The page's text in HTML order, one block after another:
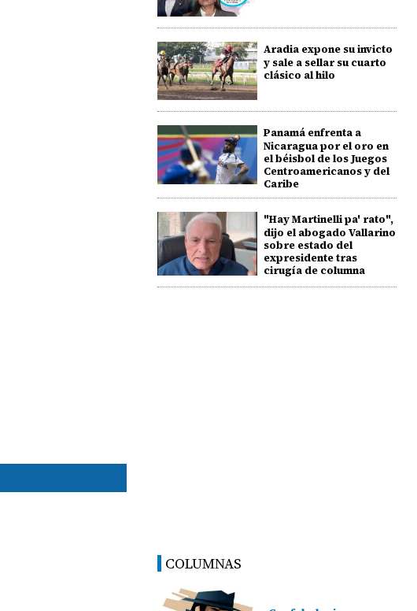
Aradia expone su invicto
y sale a sellar su cuarto
clásico al hilo
Panamá enfrenta a
Nicaragua por el oro en
el béisbol de los Juegos
Centroamericanos y del
Caribe
"Hay Martinelli pa' rato",
dijo el abogado Vallarino
sobre estado del
expresidente tras
cirugía de columna
COLUMNAS